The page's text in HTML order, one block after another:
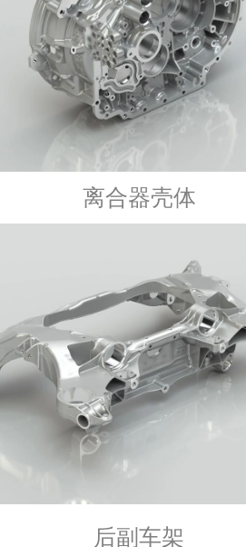
离合器壳体
后副车架